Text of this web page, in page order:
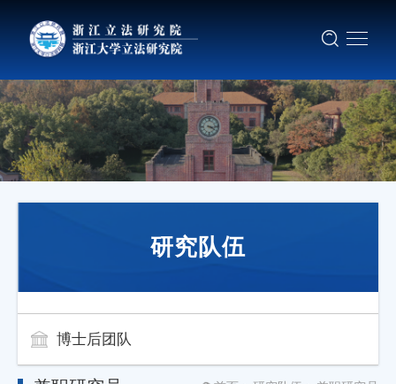
研究队伍
博士后团队